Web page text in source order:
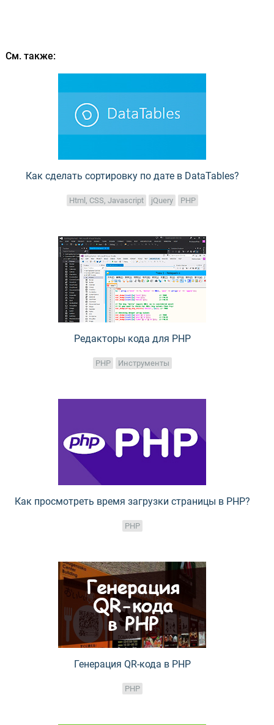
См. также:
Как сделать сортировку по дате в DataTables?
Html, CSS, Javascript jQuery PHP
Редакторы кода для PHP
PHP Инструменты
Как просмотреть время загрузки страницы в PHP?
PHP
Генерация QR-кода в PHP
PHP